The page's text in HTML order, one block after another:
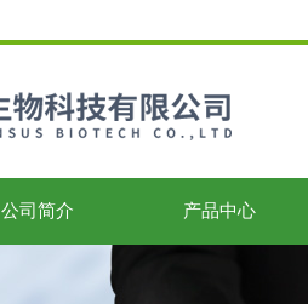
公司简介 产品中心